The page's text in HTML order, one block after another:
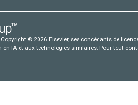
© 2026 Elsevier, ses concédants de
en IA et aux technologies similaires. Pour tout